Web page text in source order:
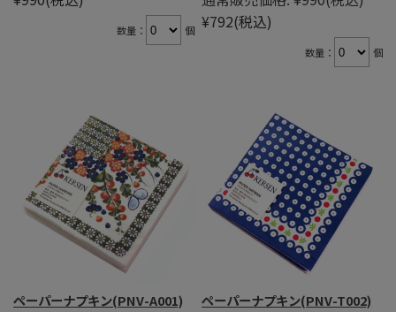
数量： 個 ¥792(税込)
数量： 個
ペーパーナプキン(PNV-A001) ペーパーナプキン(PNV-T002)